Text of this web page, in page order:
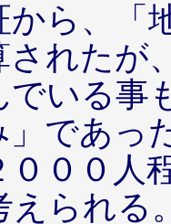
ら、「
されたが
でいる事
」であ
０００人
えられる